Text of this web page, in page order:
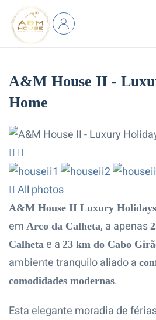
Saltar para o conteúdo
A&M House II -
Home
All photos
A&M House II Luxury
em Arco da Calheta, a apenas
Calheta e a 23 km do Cabo
ambiente tranquilo aliado a
comodidades modernas.
Esta elegante moradia de